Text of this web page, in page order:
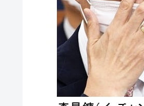
Fact1 日本人マスターズ
Fact1 甲子園通算本塁打
Fact1 セレクトセールの